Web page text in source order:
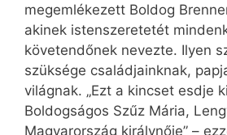
megemlékezett Boldog
akinek istenszeretetét
követendőnek nevezte. Ilyen
szüksége családjainknak,
világnak. „Ezt a kincset esdje
Boldogságos Szűz Mária,
Magyarország királynője” –